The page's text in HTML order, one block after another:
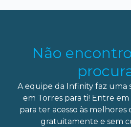
Não
A equipe da Infinity faz uma
em Torres para ti! Entre
para ter acesso às melhores
gratuitamente e sem